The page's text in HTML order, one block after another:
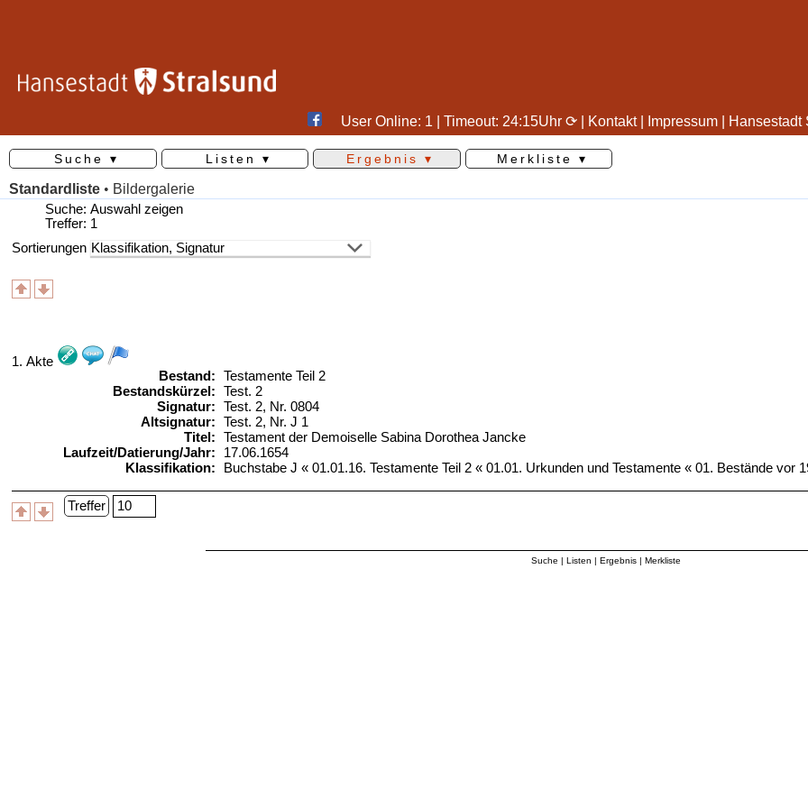
User Online: 1 | Timeout: 24:15Uhr ⟳ | Kontakt| Impressum| Hansestadt
Suche ▾ Listen ▾ Ergebnis ▾ Merkliste ▾
Standardliste • Bildergalerie
Suche: Auswahl zeigen
Treffer: 1
Sortierungen
1. Akte
Bestand:
Testamente Teil 2
Bestandskürzel:
Test. 2
Signatur:
Test. 2, Nr. 0804
Altsignatur:
Test. 2, Nr. J 1
Titel:
Testament der Demoiselle Sabina Dorothea Jancke
Laufzeit/Datierung/Jahr:
17.06.1654
Klassifikation:
Buchstabe J « 01.01.16. Testamente Teil 2 « 01.01. Urkunden und Testamente « 01. Bestände vor
Suche | Listen | Ergebnis | Merkliste